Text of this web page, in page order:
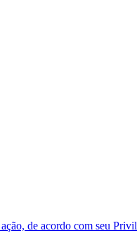
de acordo com seu